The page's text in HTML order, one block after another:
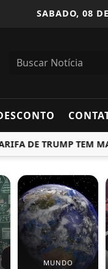
SABADO, 08
DE TRUMP TEM MAIS
MUNDO